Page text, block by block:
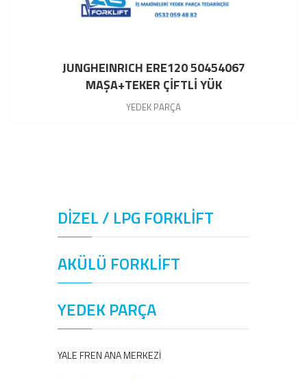
JUNGHEINRICH ERE120 50454067
MAŞA+TEKER ÇİFTLİ YÜK
YEDEK PARÇA
DİZEL / LPG FORKLİFT
AKÜLÜ FORKLİFT
YEDEK PARÇA
YALE FREN ANA MERKEZİ